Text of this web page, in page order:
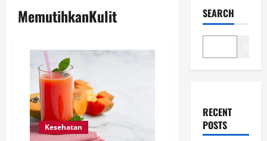
MemutihkanKulit
Kesehatan
SEARCH
RECENT
POSTS